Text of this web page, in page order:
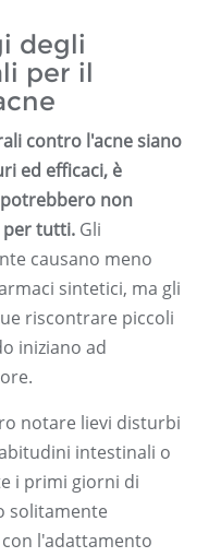
degli
per il
contro l'acne siano
ed efficaci, è
non
per tutti. Gli
causano meno
sintetici, ma gli
riscontrare piccoli
iniziano ad
notare lievi disturbi
intestinali o
i primi giorni di
solitamente
l'adattamento